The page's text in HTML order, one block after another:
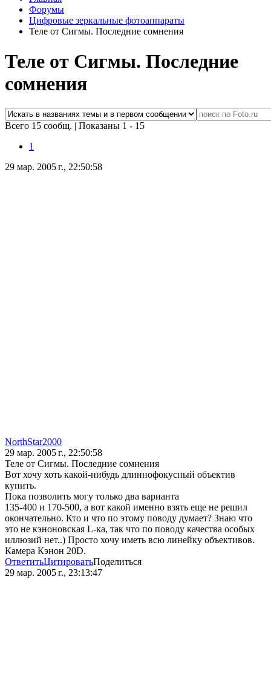
Форумы
Цифровые зеркальные фотоаппараты
Теле от Сигмы. Последние сомнения
Теле от Сигмы. Последние
сомнения
Всего 15 сообщ. | Показаны 1 - 15
1
29 мар. 2005 г., 22:50:58
NorthStar2000
29 мар. 2005 г., 22:50:58
Теле от Сигмы. Последние сомнения
Вот хочу хоть какой-нибудь длиннофокусный объектив
купить.
Пока позволить могу только два варианта
135-400 и 170-500, а вот какой именно взять еще не решил
окончательно. Кто и что по этому поводу думает? Знаю что
это не кэноновская L-ка, так что по поводу качества особых
иллюзий нет..) Просто хочу иметь всю линейку объективов.
Камера Кэнон 20D.
ОтветитьЦитироватьПоделиться
29 мар. 2005 г., 23:13:47